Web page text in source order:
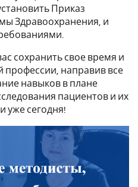
Приказ
Здравоохранения, и
сохранить свое время и
профессии, направив все
навыков в плане
пациентов и их
уже сегодня!